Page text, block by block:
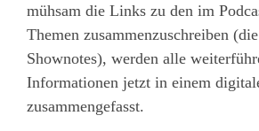
mühsam die Links zu den im
Themen zusammenzuschreiben
Shownotes), werden alle
Informationen jetzt in einem
zusammengefasst.